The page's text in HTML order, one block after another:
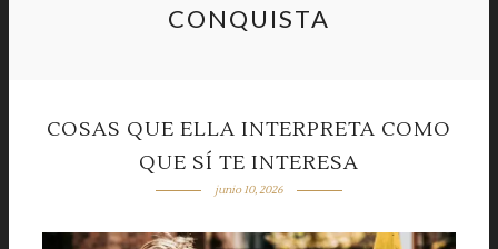
CONQUISTA
COSAS QUE ELLA INTERPRETA COMO
QUE SÍ TE INTERESA
junio 10, 2026